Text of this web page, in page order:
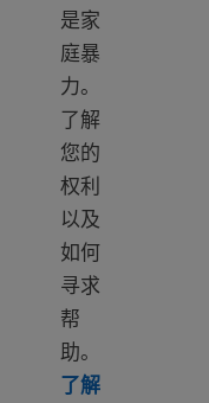
是家
庭暴
力。
了解
您的
权利
以及
如何
寻求
帮
助。
了解